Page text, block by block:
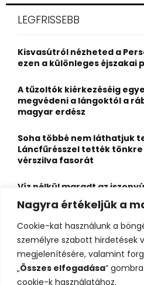
Nagyra értékeljük a
Cookie-kat használunk a
személyre szabott hirdetések
megjelenítésére, valamint
„Összes elfogadása”
cookie-k használatához.
h
o
r
LEGFRISSEBB
Kisvasútról nézheted a
ezen a különleges éjszakai
A tűzoltók kiérkezéséig
megvédeni a lángoktól a
magyar erdész
Soha többé nem láthatjuk
Láncfűrésszel tették tönkre
vérszilva fasorát
Víz nélkül maradt az
egy kiránduló a
hegységben
Felbecsülhetetlen értékű
leletegyüttes került elő